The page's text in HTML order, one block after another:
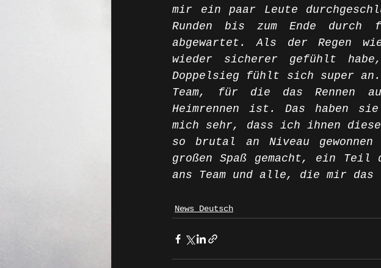
mir ein paar Leute
Runden bis zum Ende
abgewartet. Als der Regen
wieder sicherer gefühlt
Doppelsieg fühlt sich super
Team, für die das Rennen
Heimrennen ist. Das haben
mich sehr, dass ich ihnen
so brutal an Niveau
großen Spaß gemacht, ein Teil
ans Team und alle, die mir das
News Deutsch